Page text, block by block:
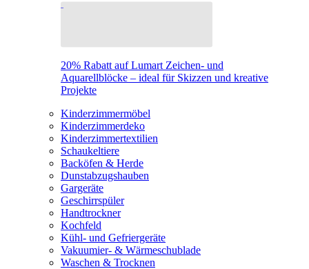
20% Rabatt auf Lumart Zeichen- und
Aquarellblöcke – ideal für Skizzen und kreative
Projekte
Kinderzimmermöbel
Kinderzimmerdeko
Kinderzimmertextilien
Schaukeltiere
Backöfen & Herde
Dunstabzugshauben
Gargeräte
Geschirrspüler
Handtrockner
Kochfeld
Kühl- und Gefriergeräte
Vakuumier- & Wärmeschublade
Waschen & Trocknen